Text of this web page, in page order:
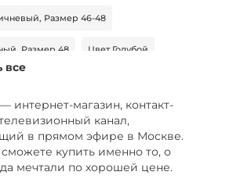
Размер 46-48
Размер 48 Цвет Голубой
Размер 46-48, Сезон Демисезон
Размер 58, Сезон Демисезон
Сезон Зима
все
интернет-магазин, контакт-
канал,
в прямом эфире в Москве.
купить именно то, о
мечтали по хорошей цене.